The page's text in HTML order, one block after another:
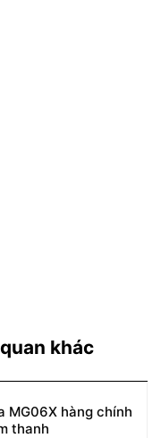
khác
MG06X hàng chính
thanh